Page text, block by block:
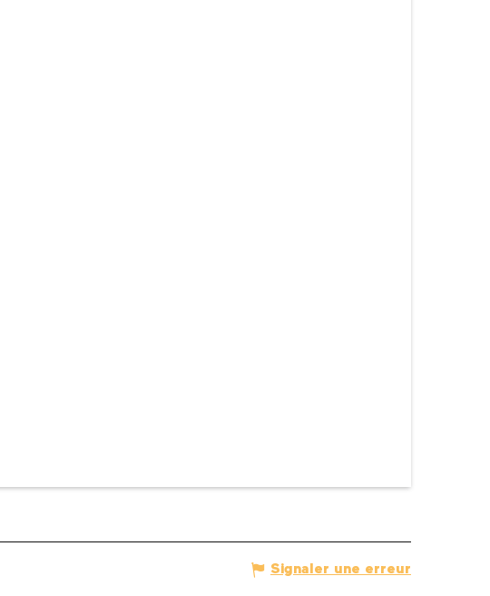
Signaler une erreur